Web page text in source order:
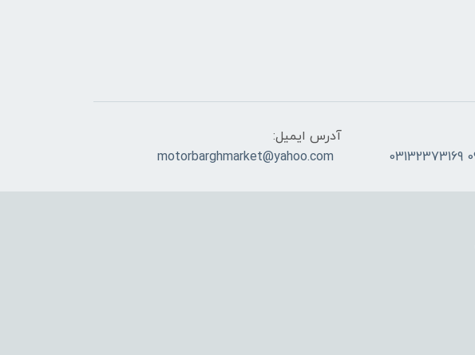
آدرس ایمیل:
motorbarghmarket@yahoo.com